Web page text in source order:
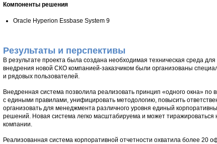
Компоненты решения
Oracle Hyperion Essbase System 9
Результаты и перспективы
В результате проекта была создана необходимая техническая среда
внедрения новой СКО компанией-заказчиком были организованы
и рядовых пользователей.
Внедренная система позволила реализовать принцип «одного окна» по
с едиными правилами, унифицировать методологию, повысить
организовать для менеджмента различного уровня единый
решений. Новая система легко масштабируема и может
компании.
Реализованная система корпоративной отчетности охватила более 20